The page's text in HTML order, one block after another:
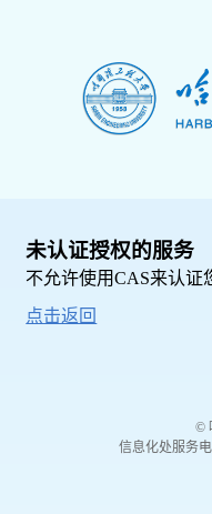
未认证授权的服务
不允许使用CAS来认证
点击返回
©
信息化处服务电